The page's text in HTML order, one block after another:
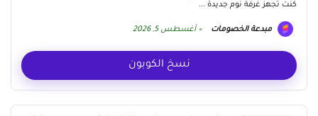
كنت تجهز غرفة نوم جديدة ...
مبدعة الخصومات أغسطس 5, 2026
نسخ الكوبون